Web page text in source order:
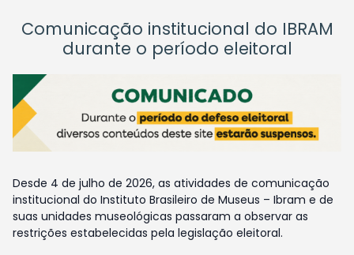
Comunicação institucional do IBRAM
durante o período eleitoral
Desde 4 de julho de 2026, as atividades de comunicação
institucional do Instituto Brasileiro de Museus – Ibram e de
suas unidades museológicas passaram a observar as
restrições estabelecidas pela legislação eleitoral.